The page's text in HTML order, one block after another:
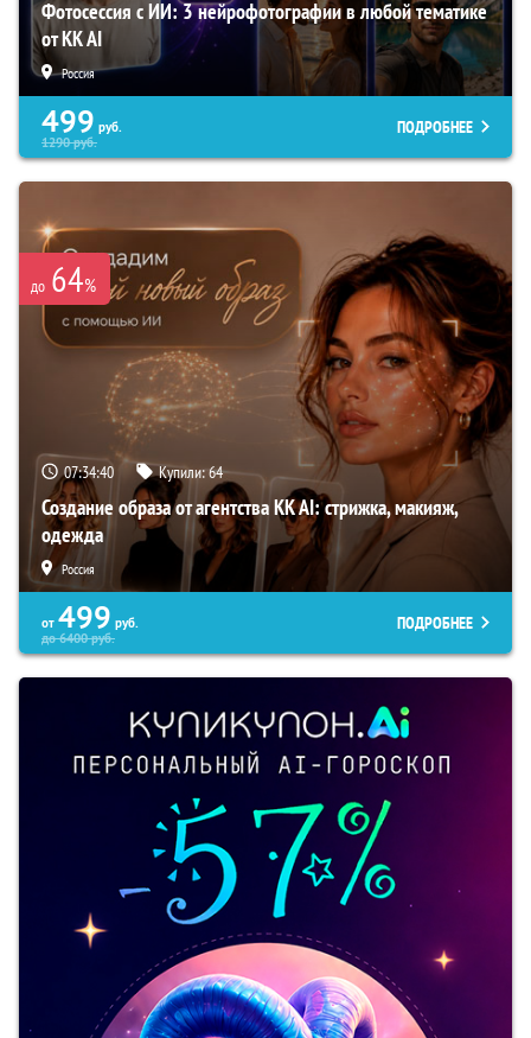
Фотосессия с ИИ: 3 нейрофотографии в любой тематике
от KK AI
Россия
499 руб.
1290руб.
ПОДРОБНЕЕ
до 64%
07:34:39 Купили:64
Создание образа от агентства KK AI: стрижка, макияж,
одежда
Россия
от 499 руб.
до6400руб.
ПОДРОБНЕЕ